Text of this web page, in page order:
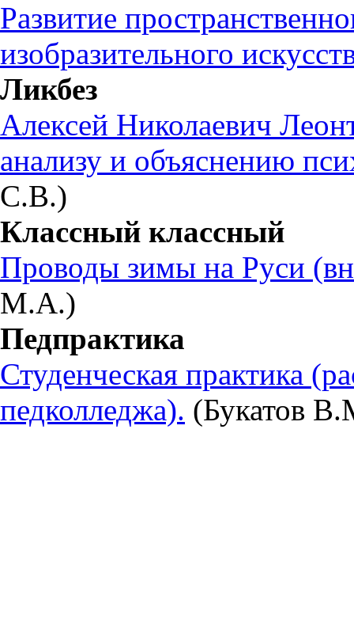
Развитие
изобразительного
Ликбез
Алексей Николаевич
анализу и объяснению
С.В.)
Классный классный
Проводы зимы на Руси
М.А.)
Педпрактика
Студенческая практика
педколледжа). (Букатов